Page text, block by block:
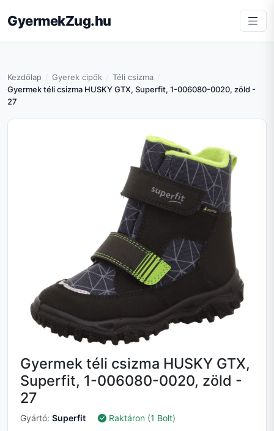
GyermekZug.hu
Kezdőlap Gyerek cipők
Téli csizma
Gyermek téli csizma HUSKY GTX, Superfit, 1-006080-0020, zöld -
27
Gyermek téli csizma HUSKY GTX,
Superfit, 1-006080-0020, zöld -
27
Gyártó: Superfit Raktáron (1 Bolt)